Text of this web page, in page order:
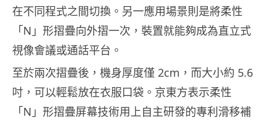
在不同程式之間切換。另一應用場景則是將柔性
「N」形摺疊向外摺一次，裝置就能夠成為直立式
視像會議或通話平台。
至於兩次摺疊後，機身厚度僅 2cm，而大小約 5.6
吋，可以輕鬆放在衣服口袋。京東方表示柔性
「N」形摺疊屏幕技術用上自主研發的專利滑移補